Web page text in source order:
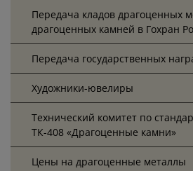
Передача кладов драгоценных
драгоценных камней в Гохран
Передача государственных
Художники-ювелиры
Технический комитет по
ТК-408 «Драгоценные камни»
Цены на драгоценные металлы